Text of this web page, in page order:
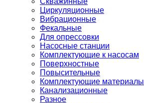
Циркуляционные
Вибрационные
Фекальные
Для опрессовки
Насосные станции
Комплектующие к насосам
Поверхностные
Повысительные
Комплектующие материалы
Канализационные
Разное